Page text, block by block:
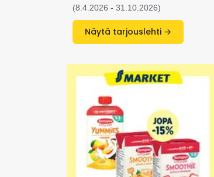
(8.4.2026 - 31.10.2026)
Näytä tarjouslehti →